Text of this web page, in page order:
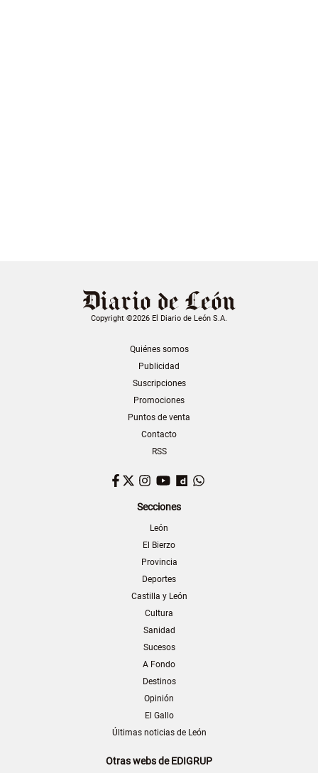
Copyright ©2026 El Diario de León S.A.
Quiénes somos
Publicidad
Suscripciones
Promociones
Puntos de venta
Contacto
RSS
Facebook
TwitterInstagram
YouTubeDailymotion
Secciones
León
El Bierzo
Provincia
Deportes
Castilla y León
Cultura
Sanidad
Sucesos
A Fondo
Destinos
Opinión
El Gallo
Últimas noticias de León
Otras webs de EDIGRUP